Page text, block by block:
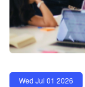
Wed Jul 01 2026